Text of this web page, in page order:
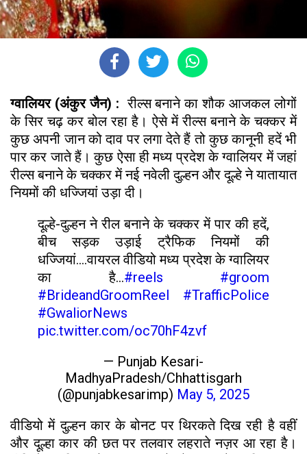
ग्वालियर (अंकुर जैन) :रील्स बनाने का शौक आजकल लोगों
के सिर चढ़ कर बोल रहा है। ऐसे में रील्स बनाने के चक्कर में
कुछ अपनी जान को दाव पर लगा देते हैं तो कुछ कानूनी हदें भी
पार कर जाते हैं। कुछ ऐसा ही मध्य प्रदेश के ग्वालियर में जहां
रील्स बनाने के चक्कर में नई नवेली दुल्हन और दूल्हे ने यातायात
नियमों की धज्जियां उड़ा दी।
दूल्हे-दुल्हन ने रील बनाने के चक्कर में पार की हदें,
बीच सड़क उड़ाई ट्रैफिक नियमों की
धज्जियां....वायरल वीडियो मध्य प्रदेश के ग्वालियर
का है...#reels
#groom
#BrideandGroomReel
#TrafficPolice
#GwaliorNews
pic.twitter.com/oc70hF4zvf
— Punjab Kesari-
MadhyaPradesh/Chhattisgarh
(@punjabkesarimp) May 5, 2025
वीडियो में दुल्हन कार के बोनट पर थिरकते दिख रही है वहीं
और दूल्हा कार की छत पर तलवार लहराते नज़र आ रहा है।